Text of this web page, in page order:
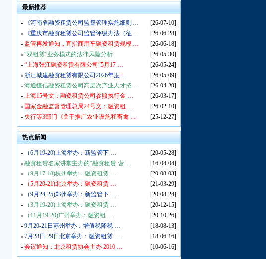
最新推荐
[26-07-10]
《河南省融资租赁公司监督管理实施细则 …
[26-06-28]
《重庆市融资租赁公司监管评级办法（征 …
[26-06-18]
监管再发通知，直指商用车融资租赁规模 …
[26-05-30]
“双租赁”业务模式的法律风险分析
[26-05-24]
“上海张江融资租赁有限公司”5月17 …
[26-05-09]
浙江城建融资租赁有限公司2026年度 …
[26-04-29]
海通恒信融资租赁公司高层次产业人才招 …
[26-03-17]
上海15号文：融资租赁公司参照执行金 …
[26-02-10]
国家金融监督管理总局24号文：融资租 …
[25-12-27]
央行等3部门《关于推广农业设施和畜禽 …
热点新闻
[20-05-28]
（6月19-20)上海举办：新监管下 …
[16-04-04]
融资租赁名家讲堂主办的“融资租赁‘营 …
[20-08-03]
（9月17-18)杭州举办：融资租赁 …
[21-03-29]
（5月20-21)北京举办：融资租赁 …
[20-08-24]
（9月24-25)郑州举办：新监管下 …
[20-12-15]
（3月19-20)上海举办：融资租赁 …
[20-10-26]
（11月19-20)广州举办：融资租 …
[18-08-13]
9月20-21日苏州举办：增值税降税 …
[18-06-16]
7月28日-29日北京举办：融资租赁 …
[10-06-16]
会议通知：北京租赁协会主办 2010 …